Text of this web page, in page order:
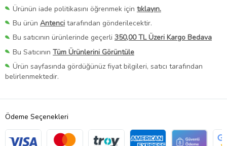
Ürünün iade politikasını öğrenmek için tıklayın.
Bu ürün Antenci tarafından gönderilecektir.
Bu satıcının ürünlerinde geçerli 350,00 TL Üzeri Kargo Bedava
Bu Satıcının Tüm Ürünlerini Görüntüle
Ürün sayfasında gördüğünüz fiyat bilgileri, satıcı tarafından
belirlenmektedir.
Ödeme Seçenekleri